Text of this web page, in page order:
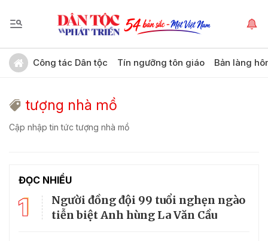
Công tác Dân tộc Tín ngưỡng tôn giáo Bản làng
tượng nhà mồ
Cập nhập tin tức tượng nhà mồ
ĐỌC NHIỀU
1
Người đồng đội 99 tuổi nghẹn ngào
tiễn biệt Anh hùng La Văn Cầu